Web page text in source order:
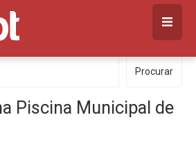
Procurar
Piscina Municipal de